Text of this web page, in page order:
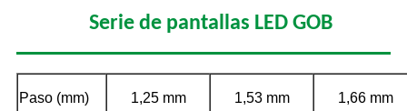
Serie de pantallas LED GOB
Paso (mm) 1,25 mm 1,53 mm 1,66 mm